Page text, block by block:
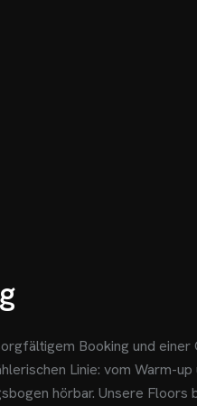
Booking und einer
Linie: vom Warm-up
hörbar. Unsere Floors